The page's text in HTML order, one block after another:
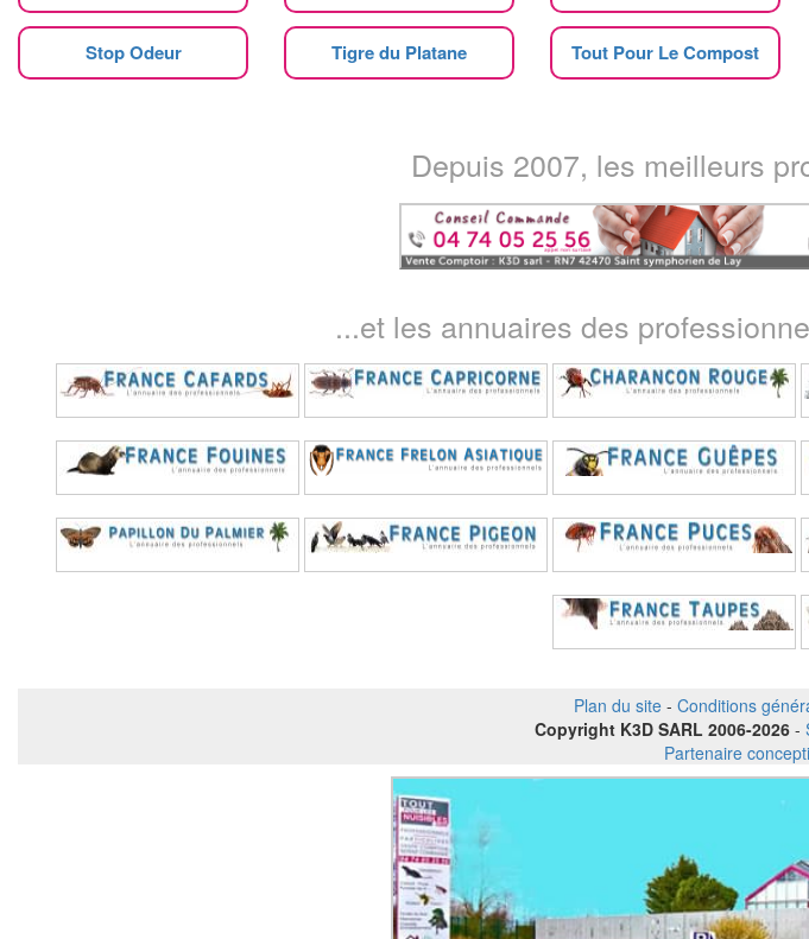
Stop Odeur Tigre du Platane Tout Pour Le Compost
Depuis 2007, les meilleurs
...et les annuaires des
Plan du site - Conditions
Copyright K3D SARL 2006-2026 -
Partenaire